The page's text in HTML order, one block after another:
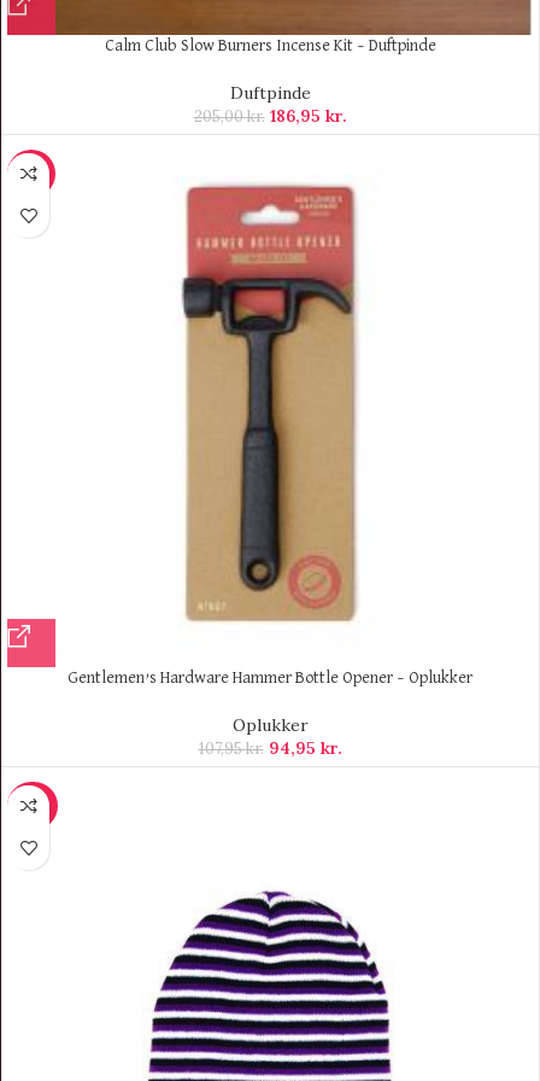
Calm Club Slow Burners Incense Kit – Duftpinde
Duftpinde
205,00kr. 186,95 kr.
-12%
Gentlemen’s Hardware Hammer Bottle Opener – Oplukker
Oplukker
107,95kr. 94,95 kr.
-50%